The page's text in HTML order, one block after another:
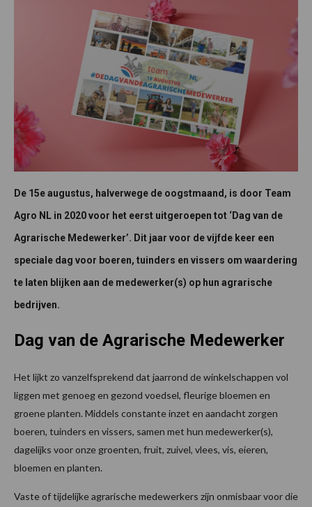
De 15e augustus, halverwege de oogstmaand, is door Team
Agro NL in 2020 voor het eerst uitgeroepen tot ‘Dag van de
Agrarische Medewerker’. Dit jaar voor de vijfde keer een
speciale dag voor boeren, tuinders en vissers om waardering
te laten blijken aan de medewerker(s) op hun agrarische
bedrijven.
Dag van de Agrarische Medewerker
Het lijkt zo vanzelfsprekend dat jaarrond de winkelschappen vol
liggen met genoeg en gezond voedsel, fleurige bloemen en
groene planten. Middels constante inzet en aandacht zorgen
boeren, tuinders en vissers, samen met hun medewerker(s),
dagelijks voor onze groenten, fruit, zuivel, vlees, vis, eieren,
bloemen en planten.
Vaste of tijdelijke agrarische medewerkers zijn onmisbaar voor die